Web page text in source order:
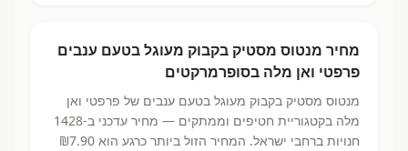
מחיר מנטוס מסטיק בקבוק מעוגל בטעם ענבים
פרפטי ואן מלה בסופרמרקטים
מנטוס מסטיק בקבוק מעוגל בטעם ענבים של פרפטי ואן
מלה בקטגוריית חטיפים וממתקים — מחיר עדכני ב-1428
חנויות ברחבי ישראל. המחיר הזול ביותר כרגע הוא ₪7.90